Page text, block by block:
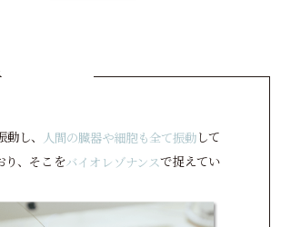
し、 人間の臓器や細胞も全て振動して
り、そこをバイオレゾナンスで捉えてい